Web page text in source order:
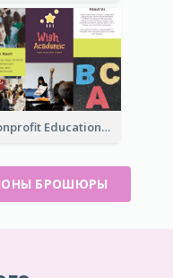
Nonprofit Educational Informational Tri Fold Brochure
БРОШЮРЫ